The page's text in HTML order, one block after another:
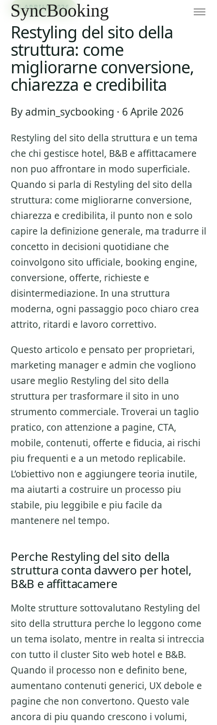
6 APRILE 2026
Restyling del sito della
struttura: come
migliorarne conversione,
chiarezza e credibilita
By admin_sycbooking · 6 Aprile 2026
Restyling del sito della struttura e un tema
che chi gestisce hotel, B&B e affittacamere
non puo affrontare in modo superficiale.
Quando si parla di Restyling del sito della
struttura: come migliorarne conversione,
chiarezza e credibilita, il punto non e solo
capire la definizione generale, ma tradurre il
concetto in decisioni quotidiane che
coinvolgono sito ufficiale, booking engine,
conversione, offerte, richieste e
disintermediazione. In una struttura
moderna, ogni passaggio poco chiaro crea
attrito, ritardi e lavoro correttivo.
Questo articolo e pensato per proprietari,
marketing manager e admin che vogliono
usare meglio Restyling del sito della
struttura per trasformare il sito in uno
strumento commerciale. Troverai un taglio
pratico, con attenzione a pagine, CTA,
mobile, contenuti, offerte e fiducia, ai rischi
piu frequenti e a un metodo replicabile.
L’obiettivo non e aggiungere teoria inutile,
ma aiutarti a costruire un processo piu
stabile, piu leggibile e piu facile da
mantenere nel tempo.
Perche Restyling del sito della
struttura conta davvero per hotel,
B&B e affittacamere
Molte strutture sottovalutano Restyling del
sito della struttura perche lo leggono come
un tema isolato, mentre in realta si intreccia
con tutto il cluster Sito web hotel e B&B.
Quando il processo non e definito bene,
aumentano contenuti generici, UX debole e
pagine che non convertono. Questo vale
ancora di piu quando crescono i volumi,